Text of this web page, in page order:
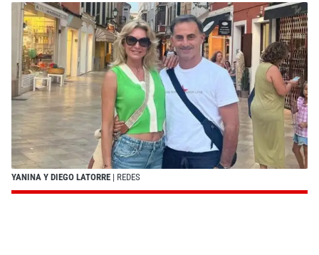
YANINA Y DIEGO LATORRE | REDES